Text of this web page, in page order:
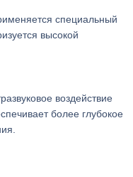
специальный
высокой
воздействие
более глубокое